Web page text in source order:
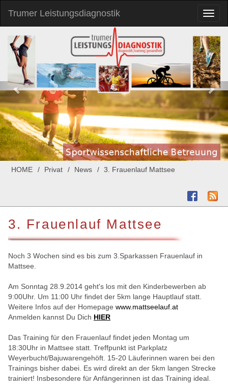
Trumer Leistungsdiagnostik
HOME Privat News 3. Frauenlauf Mattsee
3. Frauenlauf Mattsee
Noch 3 Wochen sind es bis zum 3.Sparkassen Frauenlauf in
Mattsee.
Am Sonntag 28.9.2014 geht's los mit den Kinderbewerben ab
9:00Uhr. Um 11:00 Uhr findet der 5km lange Hauptlauf statt.
Weitere Infos auf der Homepage www.mattseelauf.at
Anmelden kannst Du Dich HIER
Das Training für den Frauenlauf findet jeden Montag um
18:30Uhr in Mattsee statt. Treffpunkt ist Parkplatz
Weyerbucht/Bajuwarengehöft. 15-20 Läuferinnen waren bei den
Trainings bisher dabei. Es wird direkt an der 5km langen Strecke
trainiert! Insbesondere für Anfängerinnen ist das Training ideal.